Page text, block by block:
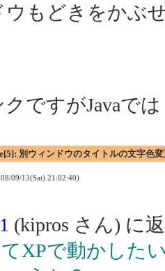
ウもどきをかぶ
クですがJavaで
別ウィンドウのタイトルの文字色変
09/13(Sat) 21:02:40)
(kipros さん) に
XPで動かした